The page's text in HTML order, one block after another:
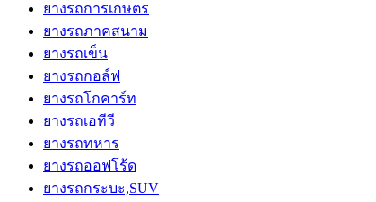
ยางรถการเกษตร
ยางรถภาคสนาม
ยางรถเข็น
ยางรถกอล์ฟ
ยางรถโกคาร์ท
ยางรถเอทีวี
ยางรถทหาร
ยางรถออฟโร้ด
ยางรถกระบะ,SUV